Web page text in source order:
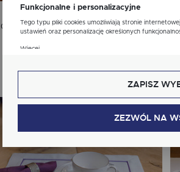
Obrus Luna Biały Elegance Gipiura
Oczka
Funkcjonalne i personalizacyjne
Tego typu pliki cookies umożliwiają stronie
ustawień oraz personalizację określonych
Więcej
Cookies analityczne pozwalają na uzyskanie
internetowej, miejsca oraz częstotliwości, z jaką
nam na ocenę naszych serwisów internetowych pod
zgody na analityczne pliki cookies gwarantuje
Reklamowe
Dzięki reklamowym plikom cookies prezentujemy Ci
ZAPISZ
ZEZWÓL NA